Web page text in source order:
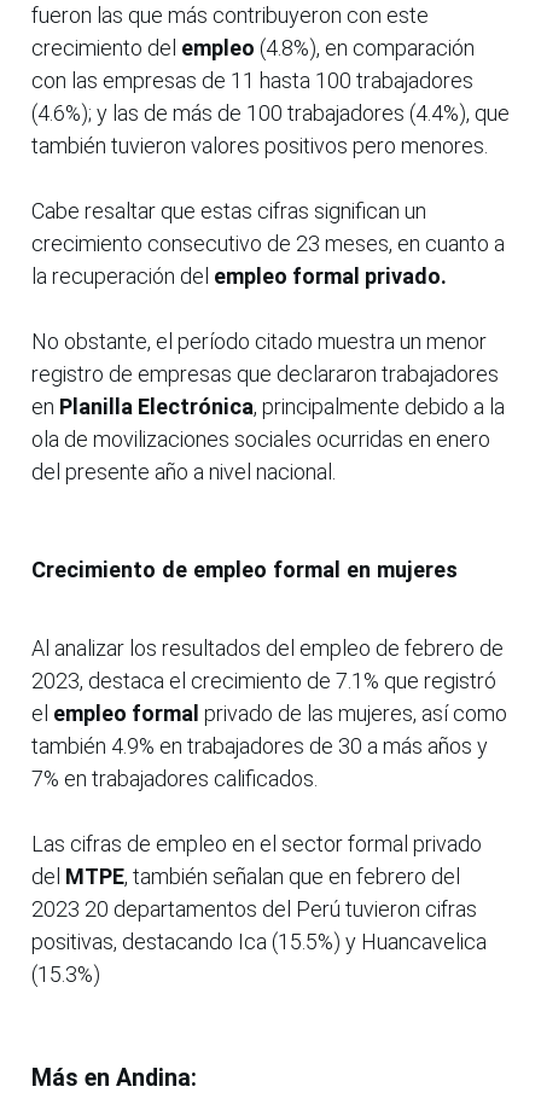
fueron las que más contribuyeron con este
crecimiento del empleo (4.8%), en comparación
con las empresas de 11 hasta 100 trabajadores
(4.6%); y las de más de 100 trabajadores (4.4%), que
también tuvieron valores positivos pero menores.
Cabe resaltar que estas cifras significan un
crecimiento consecutivo de 23 meses, en cuanto a
la recuperación del empleo formal privado.
No obstante, el período citado muestra un menor
registro de empresas que declararon trabajadores
en Planilla Electrónica, principalmente debido a la
ola de movilizaciones sociales ocurridas en enero
del presente año a nivel nacional.
Crecimiento de empleo formal en mujeres
Al analizar los resultados del empleo de febrero de
2023, destaca el crecimiento de 7.1% que registró
el empleo formal privado de las mujeres, así como
también 4.9% en trabajadores de 30 a más años y
7% en trabajadores calificados.
Las cifras de empleo en el sector formal privado
del MTPE, también señalan que en febrero del
2023 20 departamentos del Perú tuvieron cifras
positivas, destacando Ica (15.5%) y Huancavelica
(15.3%)
Más en Andina: